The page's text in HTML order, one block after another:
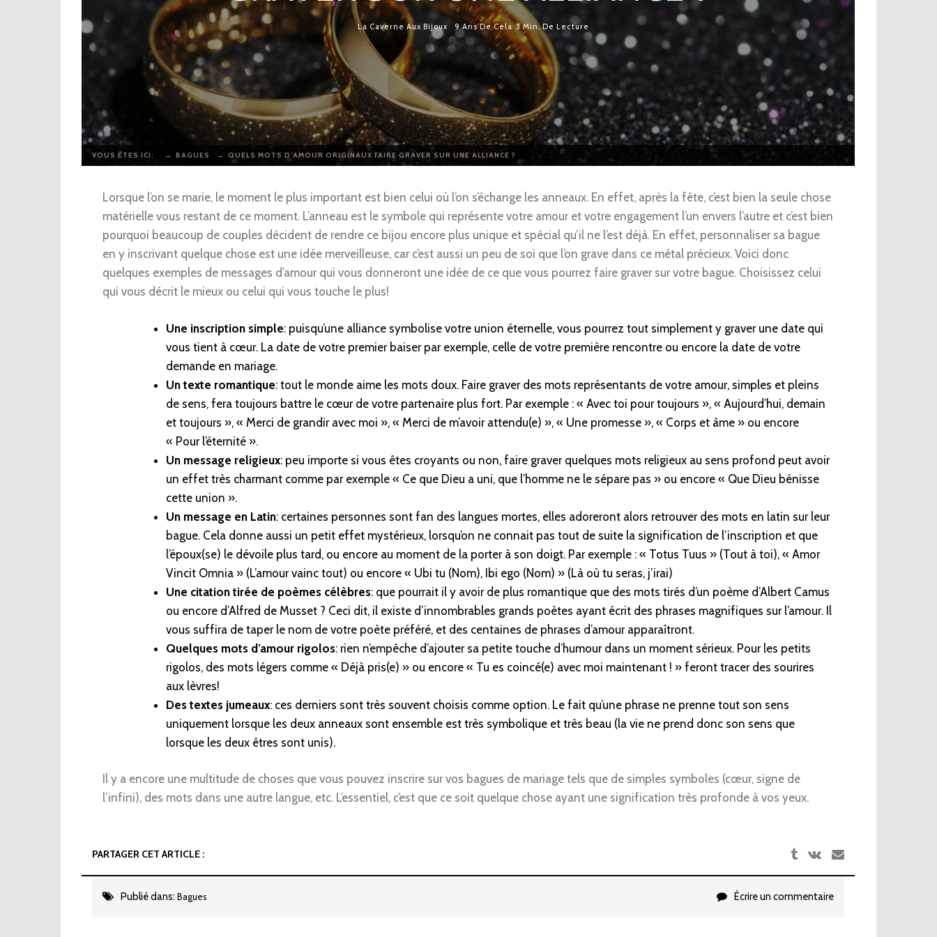
VOUS ÊTES ICI: → BAGUES → QUELS MOTS D’AMOUR ORIGINAUX FAIRE GRAVER SUR UNE ALLIANCE ?
La Caverne Aux Bijoux 9 Ans De Cela 3 Min. De Lecture
Lorsque l’on se marie, le moment le plus important est bien celui où l’on s’échange les anneaux. En effet, après la fête, c’est bien la seule chose
matérielle vous restant de ce moment. L’anneau est le symbole qui représente votre amour et votre engagement l’un envers l’autre et c’est bien
pourquoi beaucoup de couples décident de rendre ce bijou encore plus unique et spécial qu’il ne l’est déjà. En effet, personnaliser sa bague
en y inscrivant quelque chose est une idée merveilleuse, car c’est aussi un peu de soi que l’on grave dans ce métal précieux. Voici donc
quelques exemples de messages d’amour qui vous donneront une idée de ce que vous pourrez faire graver sur votre bague. Choisissez celui
qui vous décrit le mieux ou celui qui vous touche le plus!
Une inscription simple: puisqu’une alliance symbolise votre union éternelle, vous pourrez tout simplement y graver une date qui
vous tient à cœur. La date de votre premier baiser par exemple, celle de votre première rencontre ou encore la date de votre
demande en mariage.
Un texte romantique: tout le monde aime les mots doux. Faire graver des mots représentants de votre amour, simples et pleins
de sens, fera toujours battre le cœur de votre partenaire plus fort. Par exemple : « Avec toi pour toujours », « Aujourd’hui, demain
et toujours », « Merci de grandir avec moi », « Merci de m’avoir attendu(e) », « Une promesse », « Corps et âme » ou encore
« Pour l’éternité ».
Un message religieux: peu importe si vous êtes croyants ou non, faire graver quelques mots religieux au sens profond peut avoir
un effet très charmant comme par exemple « Ce que Dieu a uni, que l’homme ne le sépare pas » ou encore « Que Dieu bénisse
cette union ».
Un message en Latin: certaines personnes sont fan des langues mortes, elles adoreront alors retrouver des mots en latin sur leur
bague. Cela donne aussi un petit effet mystérieux, lorsqu’on ne connait pas tout de suite la signification de l’inscription et que
l’époux(se) le dévoile plus tard, ou encore au moment de la porter à son doigt. Par exemple : « Totus Tuus » (Tout à toi), « Amor
Vincit Omnia » (L’amour vainc tout) ou encore « Ubi tu (Nom), Ibi ego (Nom) » (Là où tu seras, j’irai)
Une citation tirée de poèmes célèbres: que pourrait il y avoir de plus romantique que des mots tirés d’un poème d’Albert Camus
ou encore d’Alfred de Musset ? Ceci dit, il existe d’innombrables grands poètes ayant écrit des phrases magnifiques sur l’amour. Il
vous suffira de taper le nom de votre poète préféré, et des centaines de phrases d’amour apparaîtront.
Quelques mots d’amour rigolos: rien n’empêche d’ajouter sa petite touche d’humour dans un moment sérieux. Pour les petits
rigolos, des mots légers comme « Déjà pris(e) » ou encore « Tu es coincé(e) avec moi maintenant ! » feront tracer des sourires
aux lèvres!
Des textes jumeaux: ces derniers sont très souvent choisis comme option. Le fait qu’une phrase ne prenne tout son sens
uniquement lorsque les deux anneaux sont ensemble est très symbolique et très beau (la vie ne prend donc son sens que
lorsque les deux êtres sont unis).
Il y a encore une multitude de choses que vous pouvez inscrire sur vos bagues de mariage tels que de simples symboles (cœur, signe de
l’infini), des mots dans une autre langue, etc. L’essentiel, c’est que ce soit quelque chose ayant une signification très profonde à vos yeux.
PARTAGER CET ARTICLE :
Publié dans: Bagues Écrire un commentaire